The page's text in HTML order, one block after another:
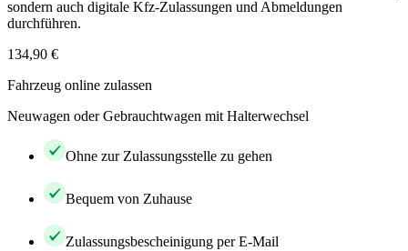
sondern auch digitale Kfz-Zulassungen und Abmeldungen
durchführen.
134,90 €
Fahrzeug online zulassen
Neuwagen oder Gebrauchtwagen mit Halterwechsel
Ohne zur Zulassungsstelle zu gehen
Bequem von Zuhause
Zulassungsbescheinigung per E-Mail